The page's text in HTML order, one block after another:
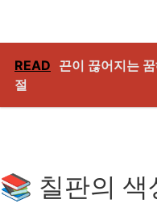
READ 끈이 끊어지는
절
📚 칠판의 색